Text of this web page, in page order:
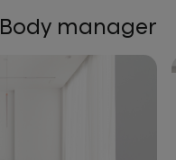
Body manager בפרויקטים השונים